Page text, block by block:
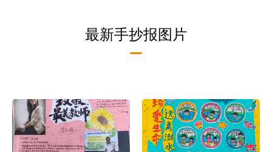
最新手抄报图片